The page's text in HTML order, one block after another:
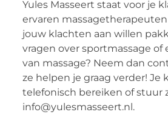
Yules Masseert staat voor je
ervaren
jouw klachten aan willen
vragen over sportmassage of
van massage? Neem dan
ze helpen je graag verder! Je
telefonisch bereiken of stuur
info@yulesmasseert.nl.